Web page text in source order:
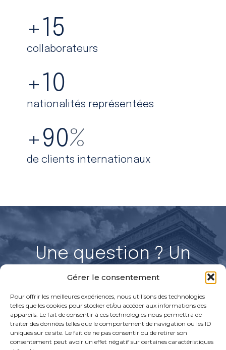
Gérer le consentement
Pour offrir les meilleures expériences, nous utilisons des technologies
telles que les cookies pour stocker et/ou accéder aux informations des
appareils. Le fait de consentir à ces technologies nous permettra de
traiter des données telles que le comportement de navigation ou les ID
uniques sur ce site. Le fait de ne pas consentir ou de retirer son
consentement peut avoir un effet négatif sur certaines caractéristiques
+15
collaborateurs
+10
nationalités représentées
+90%
de clients internationaux
Une question ? Un
projet ?
Parlons-en !
Discuter avec un expert Rejoignez nos équipes